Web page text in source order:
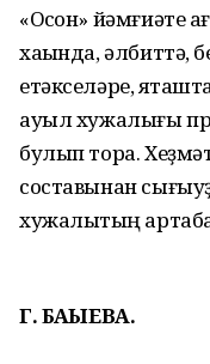
«Осҡон» йәмғиәте
хаҡында,
етәкселәре,
ауыл хужалығы
булып тора.
составынан
хужалыҡтың
Г. БАҠЫЕВА.